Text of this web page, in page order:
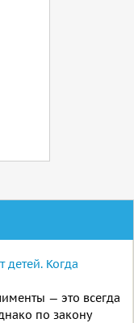
Когда
— это всегда
по закону